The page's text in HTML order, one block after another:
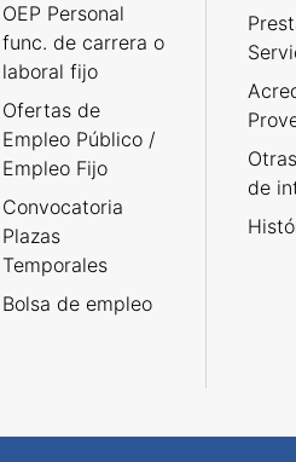
OEP Personal
func. de carrera o
laboral fijo
Ofertas de
Empleo Público /
Empleo Fijo
Convocatoria
Plazas
Temporales
Bolsa de empleo
de